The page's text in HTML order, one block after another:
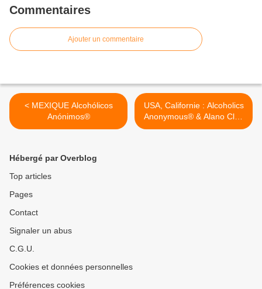
Commentaires
Ajouter un commentaire
< MEXIQUE Alcohólicos
Anónimos®
USA, Californie : Alcoholics
Anonymous® & Alano Club
Stockton >
Hébergé par Overblog
Top articles
Pages
Contact
Signaler un abus
C.G.U.
Cookies et données personnelles
Préférences cookies